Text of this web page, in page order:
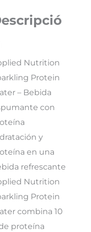
Nutrition
Protein
– Bebida
con
y
en una
refrescante
Nutrition
Protein
combina 10
proteína